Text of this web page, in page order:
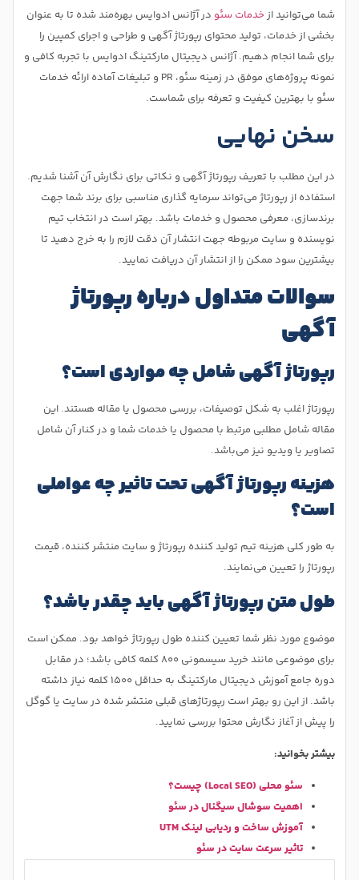
شما می‌توانید از خدمات سئو در آژانس ادوایس بهره‌مند شده تا به عنوان
بخشی از خدمات، تولید محتوای رپورتاژ آگهی و طراحی و اجرای کمپین را
برای شما انجام دهیم. آژانس دیجیتال مارکتینگ ادوایس با تجربه کافی و
نمونه پروژه‌های موفق در زمینه سئو، PR و تبلیغات آماده ارائه خدمات
سئو با بهترین کیفیت و تعرفه برای شماست.
سخن نهایی
در این مطلب با تعریف رپورتاژ آگهی و نکاتی برای نگارش آن آشنا شدیم.
استفاده از رپورتاژ می‌تواند سرمایه گذاری مناسبی برای برند شما جهت
برندسازی، معرفی محصول و خدمات باشد. بهتر است در انتخاب تیم
نویسنده و سایت مربوطه جهت انتشار آن دقت لازم را به خرج دهید تا
بیشترین سود ممکن را از انتشار آن دریافت نمایید.
سوالات متداول درباره رپورتاژ
آگهی
رپورتاژ آگهی شامل چه مواردی است؟
رپورتاژ اغلب به شکل توصیفات، بررسی محصول یا مقاله هستند. این
مقاله شامل مطلبی مرتبط با محصول یا خدمات شما و در کنار آن شامل
تصاویر یا ویدیو نیز می‌باشد.
هزینه رپورتاژ آگهی تحت تاثیر چه عواملی
است؟
به طور کلی هزینه تیم تولید کننده رپورتاژ و سایت منتشر کننده، قیمت
رپورتاژ را تعیین می‌نمایند.
طول متن رپورتاژ آگهی باید چقدر باشد؟
موضوع مورد نظر شما تعیین کننده طول رپورتاژ خواهد بود. ممکن است
برای موضوعی مانند خرید سیسمونی ۸۰۰ کلمه کافی باشد؛ در مقابل
دوره جامع آموزش دیجیتال مارکتینگ به حداقل ۱۵۰۰ کلمه نیاز داشته
باشد. از این رو بهتر است رپورتاژ‌های قبلی منتشر شده در سایت یا گوگل
را پیش از آغاز نگارش محتوا بررسی نمایید.
بیشتر بخوانید:
سئو محلی (Local SEO) چیست؟
اهمیت سوشال سیگنال در سئو
آموزش ساخت و ردیابی لینک UTM
تاثیر سرعت سایت در سئو